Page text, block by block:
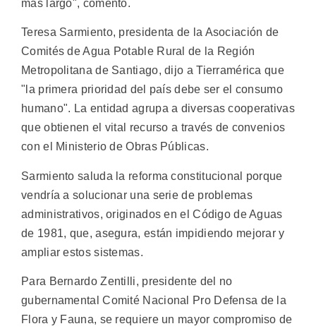
más largo", comentó.
Teresa Sarmiento, presidenta de la Asociación de
Comités de Agua Potable Rural de la Región
Metropolitana de Santiago, dijo a Tierramérica que
"la primera prioridad del país debe ser el consumo
humano". La entidad agrupa a diversas cooperativas
que obtienen el vital recurso a través de convenios
con el Ministerio de Obras Públicas.
Sarmiento saluda la reforma constitucional porque
vendría a solucionar una serie de problemas
administrativos, originados en el Código de Aguas
de 1981, que, asegura, están impidiendo mejorar y
ampliar estos sistemas.
Para Bernardo Zentilli, presidente del no
gubernamental Comité Nacional Pro Defensa de la
Flora y Fauna, se requiere un mayor compromiso de